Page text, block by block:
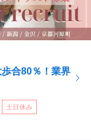
合80％！業界
土日休み